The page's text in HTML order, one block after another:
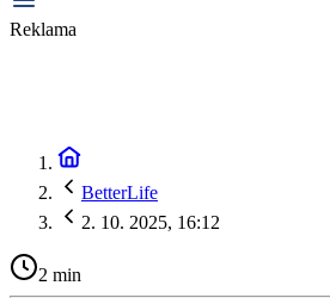
Reklama
BetterLife
2. 10. 2025, 16:12
2 min